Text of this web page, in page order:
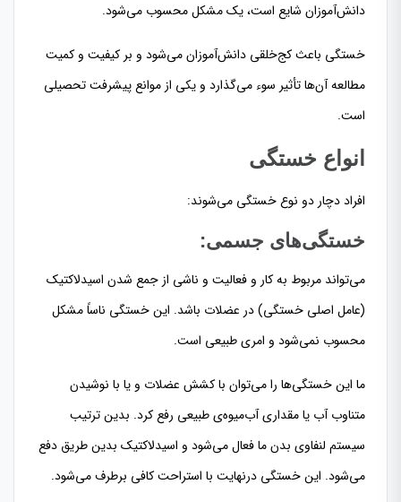
دانش‌آموزان شایع است، یک مشکل محسوب می‌شود.
خستگی باعث کج‌خلقی دانش‌آموزان می‌شود و بر کیفیت و کمیت
مطالعه آن‌ها تأثیر سوء می‌گذارد و یکی از موانع پیشرفت تحصیلی
است.
انواع خستگی
افراد دچار دو نوع خستگی می‌شوند:
خستگی‌های جسمی:
می‌تواند مربوط به کار و فعالیت و ناشی از جمع شدن اسیدلاکتیک
(عامل اصلی خستگی) در عضلات باشد. این خستگی ناساً مشکل
محسوب نمی‌شود و امری طبیعی است.
ما این خستگی‌ها را می‌توان با کشش عضلات و یا با نوشیدن
متناوب آب یا مقداری آب‌میوه‌ی طبیعی رفع کرد. بدین ترتیب
سیستم لنفاوی بدن ما فعال می‌شود و اسیدلاکتیک بدین طریق دفع
می‌شود. این خستگی درنهایت با استراحت کافی برطرف می‌شود.